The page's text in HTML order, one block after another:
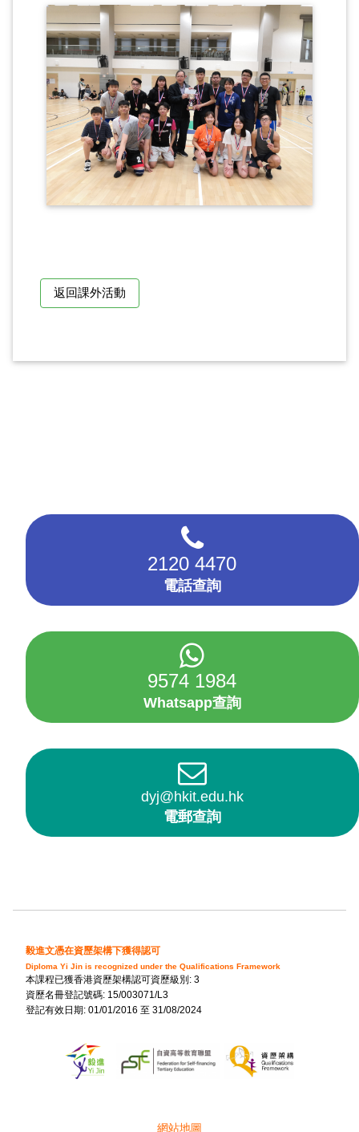
返回課外活動
2120 4470
電話查詢
9574 1984
Whatsapp查詢
dyj@hkit.edu.hk
電郵查詢
毅進文憑在資歷架構下獲得認可
Diploma Yi Jin is recognized under the Qualifications Framework
本課程已獲香港資歷架構認可資歷級別: 3
資歷名冊登記號碼: 15/003071/L3
登記有效日期: 01/01/2016 至 31/08/2024
網站地圖